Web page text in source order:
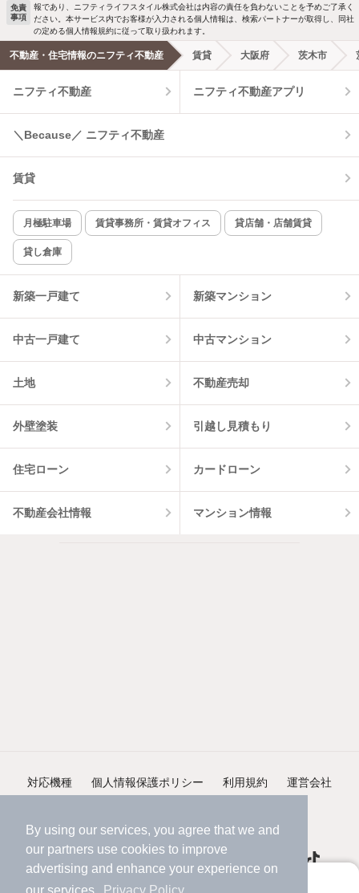
By using our services, you agree that we and
our partners use cookies to improve
advertising and enhance your experience on
アプリに切り替えて、サクサクお部屋探し
免責
事項
報であり、ニフティライフスタイル株式会社は内容の責任を負わないことを予めご了承く
ださい。本サービス内でお客様が入力される個人情報は、検索パートナーが取得し、同社
の定める個人情報規約に従って取り扱われます。
不動産・住宅情報のニフティ不動産 賃貸 大阪府 茨木市
ニフティ不動産 ニフティ不動産アプリ
＼Because／ ニフティ不動産
賃貸
月極駐車場 賃貸事務所・賃貸オフィス 貸店舗・店舗賃貸
貸し倉庫
新築一戸建て 新築マンション
中古一戸建て 中古マンション
土地 不動産売却
外壁塗装 引越し見積もり
住宅ローン カードローン
不動産会社情報 マンション情報
対応機種 個人情報保護ポリシー 利用規約 運営会社